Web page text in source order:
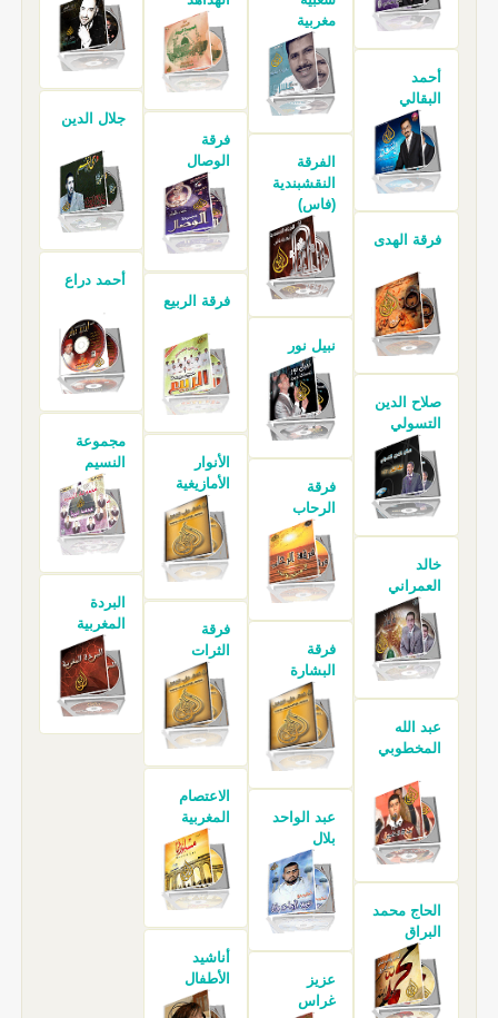
أحمد
البقالي
فرقة الهدى
صلاح الدين
التسولي
خالد
العمراني
عبد الله
المخطوبي
الحاج محمد
البراق
مغربية
الفرقة
النقشبندية
(فاس)
نبيل نور
فرقة
الرحاب
فرقة
البشارة
عبد الواحد
بلال
عزيز
غراس
فرقة
الوصال
فرقة الربيع
الأنوار
الأمازيغية
فرقة
الثرات
الاعتصام
المغربية
أناشيد
الأطفال
جلال الدين
أحمد دراع
مجموعة
النسيم
البردة
المغربية